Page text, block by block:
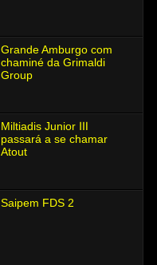
Grande Amburgo com
chaminé da Grimaldi
Group
Miltiadis Junior Ⅲ
passará a se chamar
Atout
Saipem FDS 2